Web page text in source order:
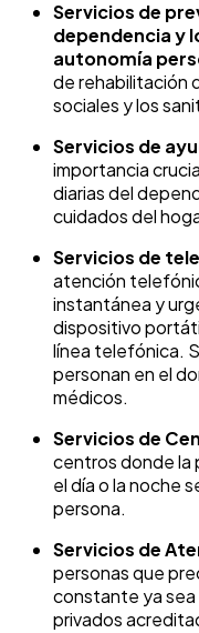
Servicios de
dependencia y
autonomía
de rehabilitación
sociales y los
Servicios de
importancia
diarias del
cuidados del
Servicios de
atención
instantánea y
dispositivo
línea telefónica.
personan en el
médicos.
Servicios de
centros donde la
el día o la noche
persona.
Servicios de
personas que
constante ya
privados